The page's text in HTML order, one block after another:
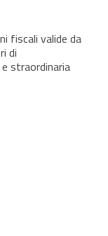
fiscali valide da
di
straordinaria